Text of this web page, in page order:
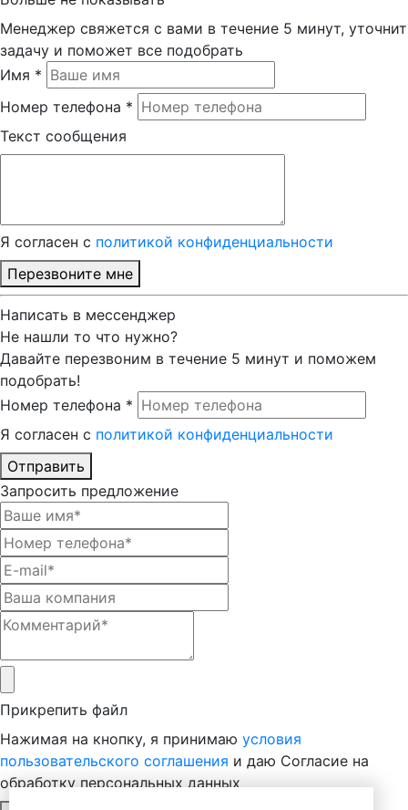
Менеджер свяжется с вами в течение 5 минут, уточнит
задачу и поможет все подобрать
Имя *
Номер телефона *
Текст сообщения
Я согласен с политикой конфиденциальности
Перезвоните мне
Написать в мессенджер
Не нашли то что нужно?
Давайте перезвоним в течение 5 минут и поможем
подобрать!
Номер телефона *
Я согласен с политикой конфиденциальности
Отправить
Запросить предложение
Прикрепить файл
Нажимая на кнопку, я принимаю условия
пользовательского соглашения и даю Согласие на
обработку персональных данных